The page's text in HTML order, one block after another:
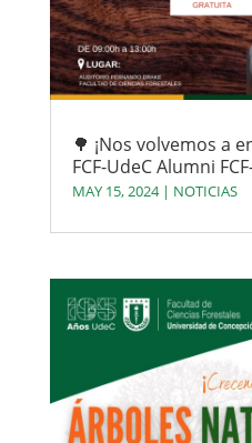
🌳 ¡Nos volvemos a
FCF-UdeC Alumni
MAY 15, 2024| NOTICIAS